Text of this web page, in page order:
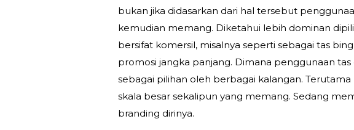
bukan jika didasarkan dari hal tersebut
kemudian memang. Diketahui lebih dominan
bersifat komersil, misalnya seperti sebagai tas
promosi jangka panjang. Dimana penggunaan
sebagai pilihan oleh berbagai kalangan.
skala besar sekalipun yang memang. Sedang
branding dirinya.